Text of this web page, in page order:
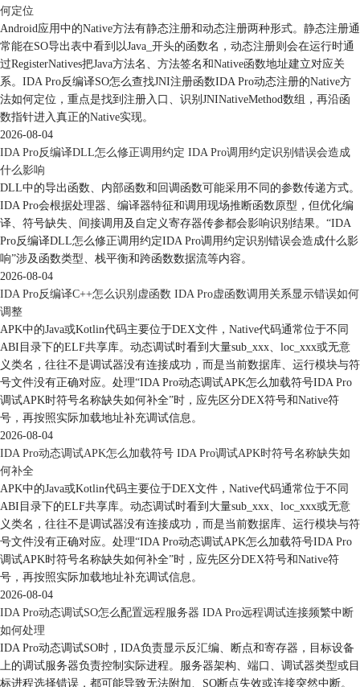
何定位
Android应用中的Native方法有静态注册和动态注册两种形式。静态注册通
常能在SO导出表中看到以Java_开头的函数名，动态注册则会在运行时通
过RegisterNatives把Java方法名、方法签名和Native函数地址建立对应关
系。IDA Pro反编译SO怎么查找JNI注册函数IDA Pro动态注册的Native方
法如何定位，重点是找到注册入口、识别JNINativeMethod数组，再沿函
数指针进入真正的Native实现。
2026-08-04
IDA Pro反编译DLL怎么修正调用约定 IDA Pro调用约定识别错误会造成
什么影响
DLL中的导出函数、内部函数和回调函数可能采用不同的参数传递方式。
IDA Pro会根据处理器、编译器特征和调用现场推断函数原型，但优化编
译、符号缺失、间接调用及自定义寄存器传参都会影响识别结果。“IDA
Pro反编译DLL怎么修正调用约定IDA Pro调用约定识别错误会造成什么影
响”涉及函数类型、栈平衡和跨函数数据流等内容。
2026-08-04
IDA Pro反编译C++怎么识别虚函数 IDA Pro虚函数调用关系显示错误如何
调整
APK中的Java或Kotlin代码主要位于DEX文件，Native代码通常位于不同
ABI目录下的ELF共享库。动态调试时看到大量sub_xxx、loc_xxx或无意
义类名，往往不是调试器没有连接成功，而是当前数据库、运行模块与符
号文件没有正确对应。处理“IDA Pro动态调试APK怎么加载符号IDA Pro
调试APK时符号名称缺失如何补全”时，应先区分DEX符号和Native符
号，再按照实际加载地址补充调试信息。
2026-08-04
IDA Pro动态调试APK怎么加载符号 IDA Pro调试APK时符号名称缺失如
何补全
APK中的Java或Kotlin代码主要位于DEX文件，Native代码通常位于不同
ABI目录下的ELF共享库。动态调试时看到大量sub_xxx、loc_xxx或无意
义类名，往往不是调试器没有连接成功，而是当前数据库、运行模块与符
号文件没有正确对应。处理“IDA Pro动态调试APK怎么加载符号IDA Pro
调试APK时符号名称缺失如何补全”时，应先区分DEX符号和Native符
号，再按照实际加载地址补充调试信息。
2026-08-04
IDA Pro动态调试SO怎么配置远程服务器 IDA Pro远程调试连接频繁中断
如何处理
IDA Pro动态调试SO时，IDA负责显示反汇编、断点和寄存器，目标设备
上的调试服务器负责控制实际进程。服务器架构、端口、调试器类型或目
标进程选择错误，都可能导致无法附加、SO断点失效或连接突然中断。